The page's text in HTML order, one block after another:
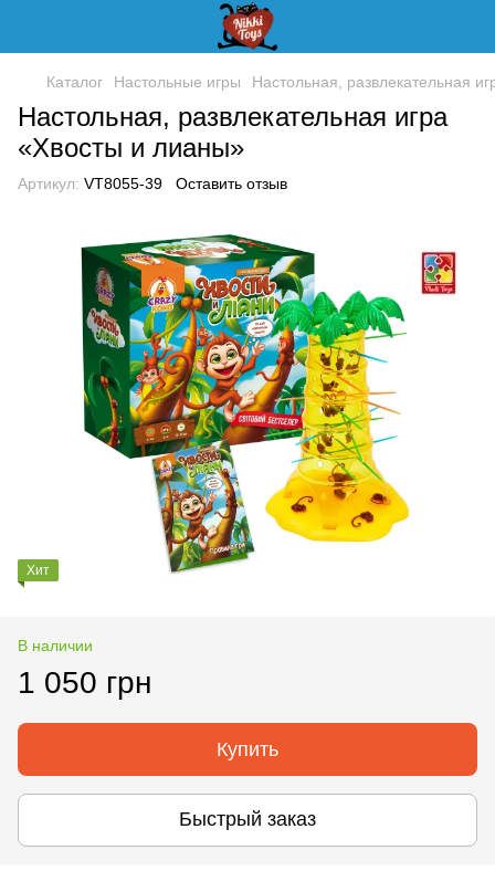
Каталог Настольные игры Настольная, развлекательная
Настольная, развлекательная игра
«Хвосты и лианы»
Артикул: VT8055-39 Оставить отзыв
Хит
В наличии
1 050 грн
Купить
Быстрый заказ